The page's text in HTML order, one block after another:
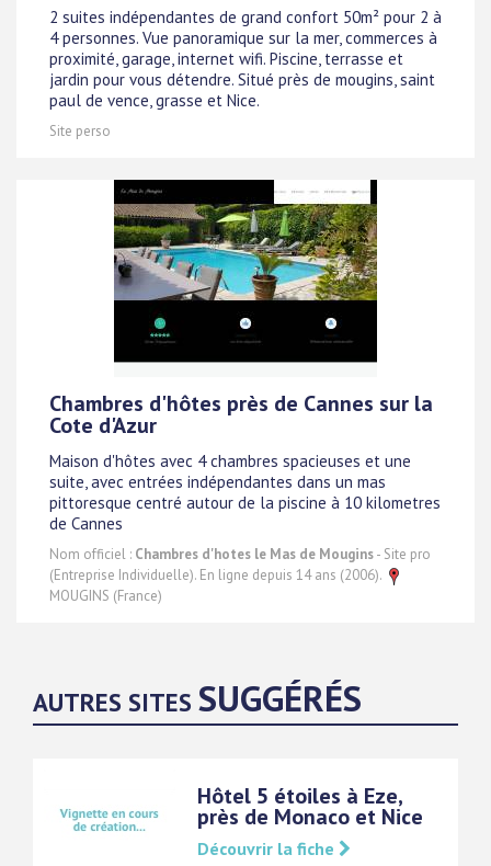
2 suites indépendantes de grand confort 50m² pour 2 à
4 personnes. Vue panoramique sur la mer, commerces à
proximité, garage, internet wifi. Piscine, terrasse et
jardin pour vous détendre. Situé près de mougins, saint
paul de vence, grasse et Nice.
Site perso
Chambres d'hôtes près de Cannes sur la
Cote d'Azur
Maison d'hôtes avec 4 chambres spacieuses et une
suite, avec entrées indépendantes dans un mas
pittoresque centré autour de la piscine à 10 kilometres
de Cannes
Nom officiel : Chambres d'hotes le Mas de Mougins- Site pro
(Entreprise Individuelle). En ligne depuis 14 ans (2006).
MOUGINS (France)
AUTRES SITES SUGGÉRÉS
Hôtel 5 étoiles à Eze,
près de Monaco et Nice
Découvrir la fiche